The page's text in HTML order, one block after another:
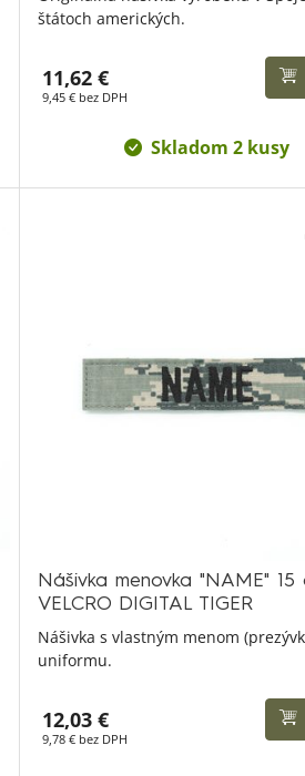
štátoch amerických.
11,62 €
9,45 € bez DPH
Skladom 2 kusy
Nášivka menovka "NAME" 15
VELCRO DIGITAL TIGER
Nášivka s vlastným menom
uniformu.
12,03 €
9,78 € bez DPH